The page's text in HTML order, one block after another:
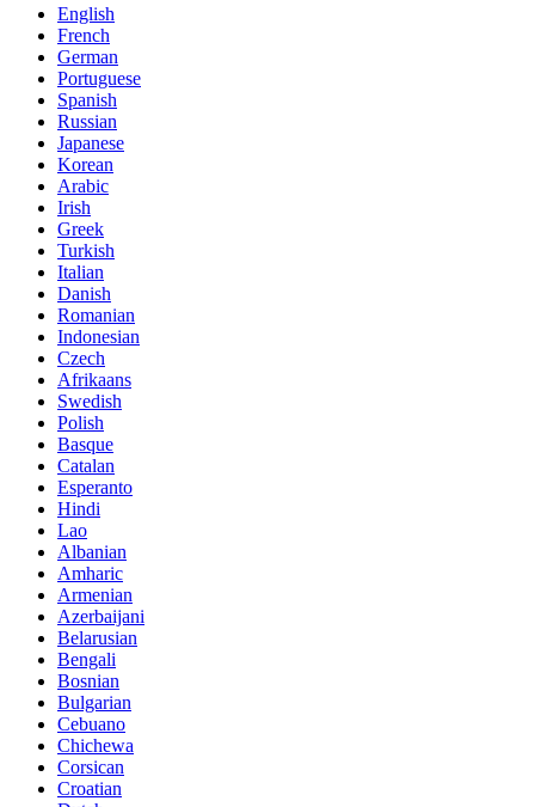
English
French
German
Portuguese
Spanish
Russian
Japanese
Korean
Arabic
Irish
Greek
Turkish
Italian
Danish
Romanian
Indonesian
Czech
Afrikaans
Swedish
Polish
Basque
Catalan
Esperanto
Hindi
Lao
Albanian
Amharic
Armenian
Azerbaijani
Belarusian
Bengali
Bosnian
Bulgarian
Cebuano
Chichewa
Corsican
Croatian